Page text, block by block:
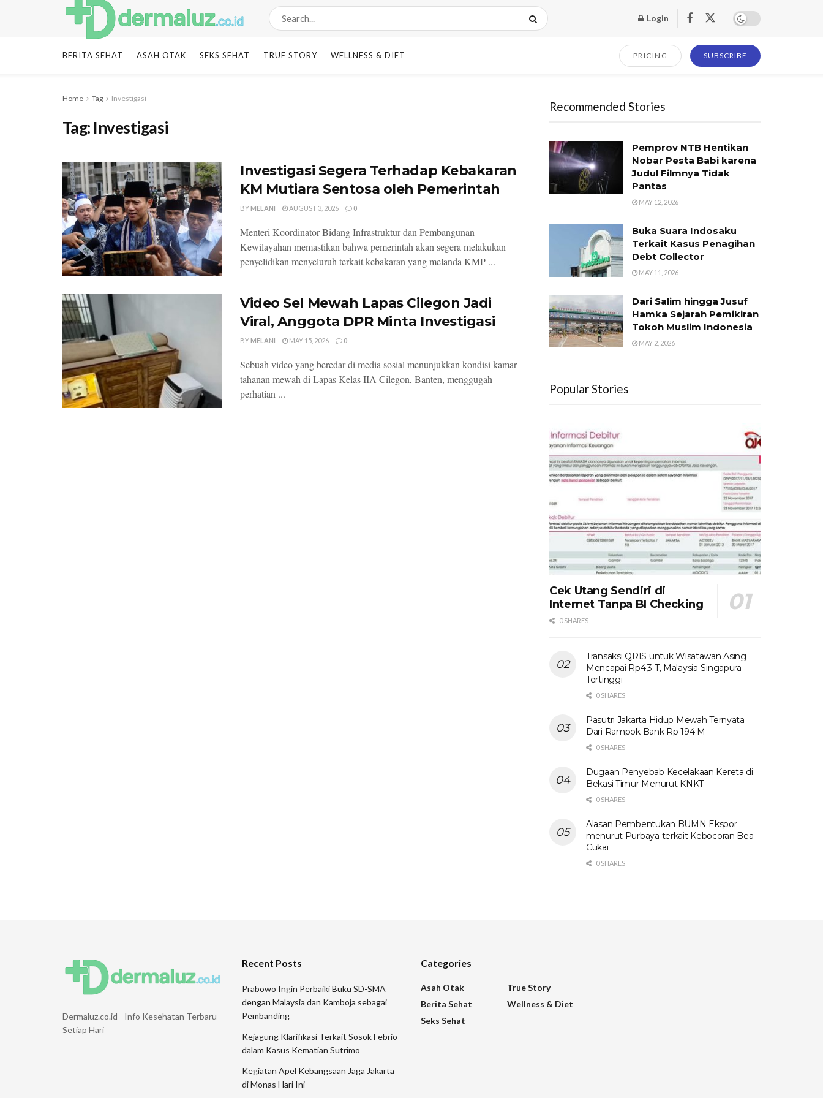
Login
BERITA SEHAT ASAH OTAK SEKS SEHAT TRUE STORY WELLNESS & DIET PRICING SUBSCRIBE
Home Tag Investigasi
Tag: Investigasi
Investigasi Segera Terhadap Kebakaran
KM Mutiara Sentosa oleh Pemerintah
BYMELANI AUGUST 3, 2026 0
Menteri Koordinator Bidang Infrastruktur dan Pembangunan
Kewilayahan memastikan bahwa pemerintah akan segera melakukan
penyelidikan menyeluruh terkait kebakaran yang melanda KMP ...
Video Sel Mewah Lapas Cilegon Jadi
Viral, Anggota DPR Minta Investigasi
BYMELANI MAY 15, 2026 0
Sebuah video yang beredar di media sosial menunjukkan kondisi kamar
tahanan mewah di Lapas Kelas IIA Cilegon, Banten, menggugah
perhatian ...
Recommended Stories
Pemprov NTB Hentikan
Nobar Pesta Babi karena
Judul Filmnya Tidak
Pantas
MAY 12, 2026
Buka Suara Indosaku
Terkait Kasus Penagihan
Debt Collector
MAY 11, 2026
Dari Salim hingga Jusuf
Hamka Sejarah Pemikiran
Tokoh Muslim Indonesia
MAY 2, 2026
Popular Stories
Cek Utang Sendiri di
Internet Tanpa BI Checking
0 SHARES
Transaksi QRIS untuk Wisatawan Asing
Mencapai Rp4,3 T, Malaysia-Singapura
Tertinggi
0 SHARES
Pasutri Jakarta Hidup Mewah Ternyata
Dari Rampok Bank Rp 194 M
0 SHARES
Dugaan Penyebab Kecelakaan Kereta di
Bekasi Timur Menurut KNKT
0 SHARES
Alasan Pembentukan BUMN Ekspor
menurut Purbaya terkait Kebocoran Bea
Cukai
0 SHARES
Dermaluz.co.id - Info Kesehatan Terbaru
Setiap Hari
Recent Posts
Prabowo Ingin Perbaiki Buku SD-SMA
dengan Malaysia dan Kamboja sebagai
Pembanding
Kejagung Klarifikasi Terkait Sosok Febrio
dalam Kasus Kematian Sutrimo
Kegiatan Apel Kebangsaan Jaga Jakarta
di Monas Hari Ini
Categories
Asah Otak
Berita Sehat
Seks Sehat
True Story
Wellness & Diet